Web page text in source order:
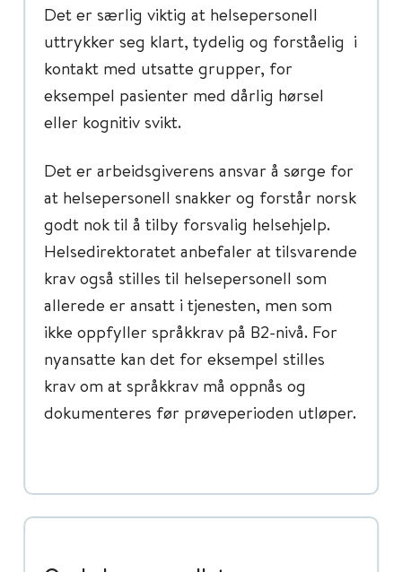
Det er særlig viktig at helsepersonell
uttrykker seg klart, tydelig og forståelig i
kontakt med utsatte grupper, for
eksempel pasienter med dårlig hørsel
eller kognitiv svikt.
Det er arbeidsgiverens ansvar å sørge for
at helsepersonell snakker og forstår norsk
godt nok til å tilby forsvalig helsehjelp.
Helsedirektoratet anbefaler at tilsvarende
krav også stilles til helsepersonell som
allerede er ansatt i tjenesten, men som
ikke oppfyller språkkrav på B2-nivå. For
nyansatte kan det for eksempel stilles
krav om at språkkrav må oppnås og
dokumenteres før prøveperioden utløper.